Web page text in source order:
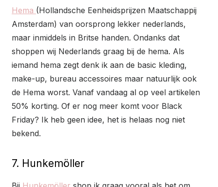
Hema (Hollandsche Eenheidsprijzen Maatschappij
Amsterdam) van oorsprong lekker nederlands,
maar inmiddels in Britse handen. Ondanks dat
shoppen wij Nederlands graag bij de hema. Als
iemand hema zegt denk ik aan de basic kleding,
make-up, bureau accessoires maar natuurlijk ook
de Hema worst. Vanaf vandaag al op veel artikelen
50% korting. Of er nog meer komt voor Black
Friday? Ik heb geen idee, het is helaas nog niet
bekend.
7. Hunkemöller